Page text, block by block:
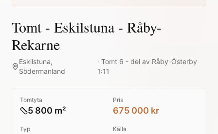
Tomt - Eskilstuna - Råby-
Rekarne
Eskilstuna,
Södermanland
·Tomt 6 - del av Råby-Österby
1:11
Tomtyta
5 800 m²
Pris
675 000 kr
Typ Källa